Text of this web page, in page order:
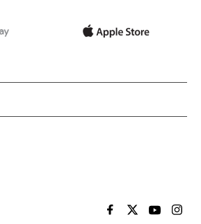
EL PAÍS BRASIL EN
EL PAÍSEL PAÍS
EL